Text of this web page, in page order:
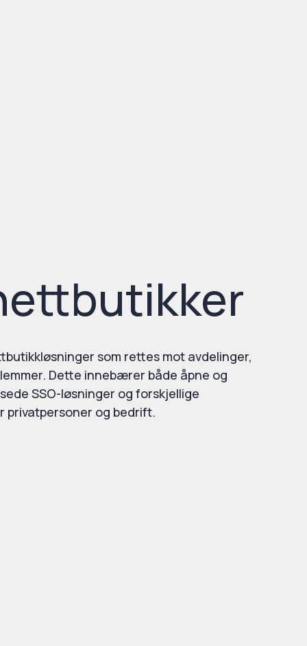
som rettes mot avdelinger,
Dette innebærer både åpne og
SSO-løsninger og forskjellige
privatpersoner og bedrift.